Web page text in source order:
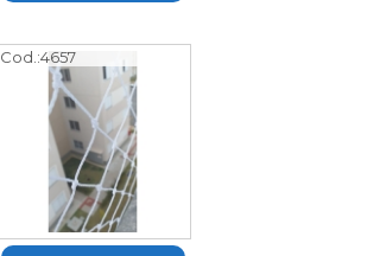
Cod.:4657